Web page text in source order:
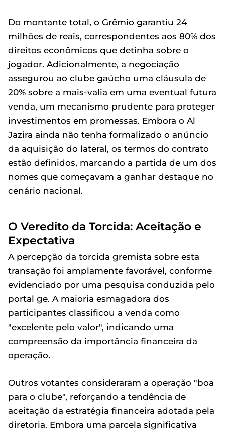
Do montante total, o Grêmio garantiu 24
milhões de reais, correspondentes aos 80% dos
direitos econômicos que detinha sobre o
jogador. Adicionalmente, a negociação
assegurou ao clube gaúcho uma cláusula de
20% sobre a mais-valia em uma eventual futura
venda, um mecanismo prudente para proteger
investimentos em promessas. Embora o Al
Jazira ainda não tenha formalizado o anúncio
da aquisição do lateral, os termos do contrato
estão definidos, marcando a partida de um dos
nomes que começavam a ganhar destaque no
cenário nacional.
O Veredito da Torcida: Aceitação e
Expectativa
A percepção da torcida gremista sobre esta
transação foi amplamente favorável, conforme
evidenciado por uma pesquisa conduzida pelo
portal ge. A maioria esmagadora dos
participantes classificou a venda como
"excelente pelo valor", indicando uma
compreensão da importância financeira da
operação.
Outros votantes consideraram a operação "boa
para o clube", reforçando a tendência de
aceitação da estratégia financeira adotada pela
diretoria. Embora uma parcela significativa